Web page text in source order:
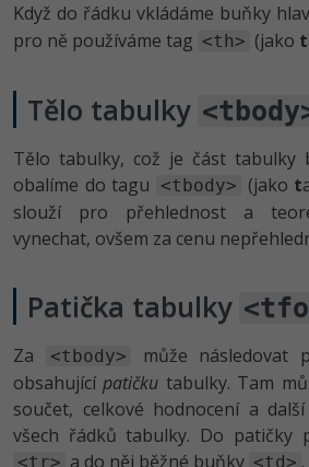
Když do řádku vkládáme buňky
pro ně používáme tag <th> (jako t
Tělo tabulky
Tělo tabulky, což je část tabulky
obalíme do tagu
<tbody> (jako t
slouží pro přehlednost a
vynechat, ovšem za cenu
Patička tabulky
Za <tbody> může následovat
obsahujícípatičku tabulky. Tam
součet, celkové hodnocení a
všech řádků tabulky. Do patičky
<tr> a do něj běžné buňky <td> .